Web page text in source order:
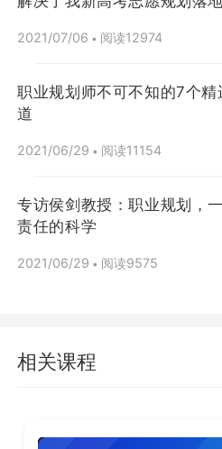
2021/07/06 • 阅读12974
职业规划师不可不知的7个精
道
2021/06/29 • 阅读11154
专访侯剑教授：职业规划，
责任的科学
2021/06/29 • 阅读9575
相关课程